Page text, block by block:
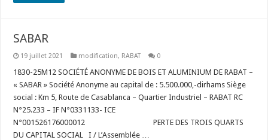
SABAR
19 juillet 2021 modification, RABAT 0
1830-25M12 SOCIÉTÉ ANONYME DE BOIS ET ALUMINIUM DE RABAT –
« SABAR » Société Anonyme au capital de : 5.500.000,-dirhams Siège
social : Km 5, Route de Casablanca – Quartier Industriel – RABAT RC
N°25.233 – IF N°0331133- ICE
N°001526176000012 PERTE DES TROIS QUARTS
DU CAPITAL SOCIAL I / L’Assemblée …